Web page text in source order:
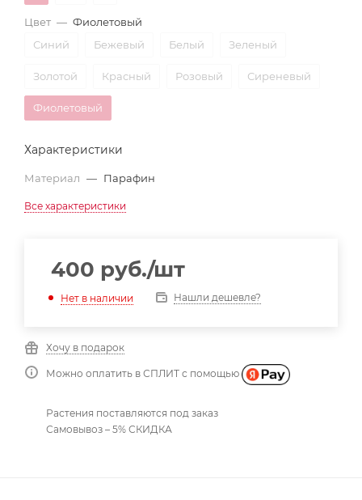
Цвет — Фиолетовый
Синий
Бежевый Белый Зеленый
Золотой Красный Розовый Сиреневый
Фиолетовый
Характеристики
Материал — Парафин
Все характеристики
400 руб./шт
Нет в наличии Нашли дешевле?
Хочу в подарок
Можно оплатить в СПЛИТ с помощью
Растения поставляются под заказ
Самовывоз – 5% СКИДКА